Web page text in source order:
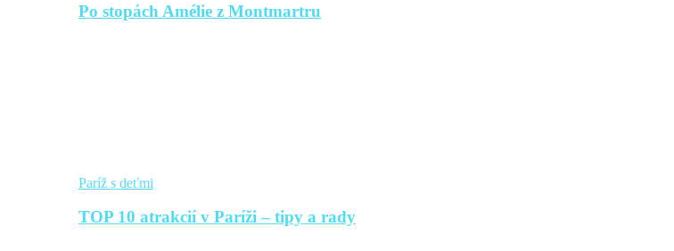
Po stopách Amélie z Montmartru
Paríž s deťmi
TOP 10 atrakcií v Paríži – tipy a rady